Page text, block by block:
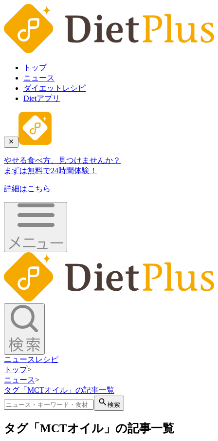
トップ
ニュース
ダイエットレシピ
Dietアプリ
やせる食べ方、見つけませんか？
まずは無料で24時間体験！
詳細はこちら
ニュース レシピ
トップ>
ニュース>
タグ「MCTオイル」の記事一覧
検索
タグ「MCTオイル」の記事一覧